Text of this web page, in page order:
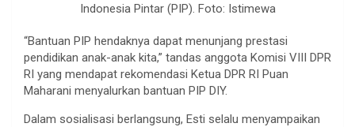
Indonesia Pintar (PIP). Foto: Istimewa
“Bantuan PIP hendaknya dapat menunjang prestasi
pendidikan anak-anak kita,” tandas anggota Komisi VIII DPR
RI yang mendapat rekomendasi Ketua DPR RI Puan
Maharani menyalurkan bantuan PIP DIY.
Dalam sosialisasi berlangsung, Esti selalu menyampaikan